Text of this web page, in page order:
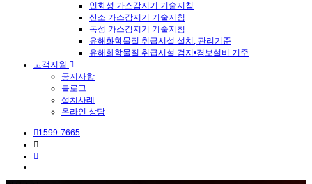
인화성 가스감지기 기술지침
산소 가스감지기 기술지침
독성 가스감지기 기술지침
유해화학물질 취급시설 설치, 관리기준
유해화학물질 취급시설 검지•경보설비 기준
고객지원
공지사항
블로그
설치사례
온라인 상담
1599-7665